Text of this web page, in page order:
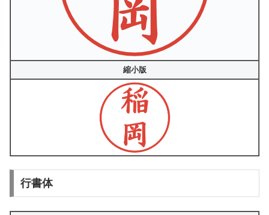
縮小版
行書体